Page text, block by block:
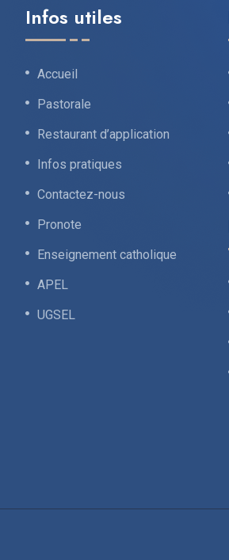
Infos utiles
Accueil
Pastorale
Restaurant d’application
Infos pratiques
Contactez-nous
Pronote
Enseignement catholique
APEL
UGSEL